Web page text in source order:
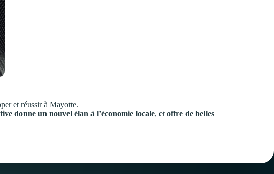
et réussir à Mayotte.
donne un nouvel élan à l’économie locale, etoffre de belles